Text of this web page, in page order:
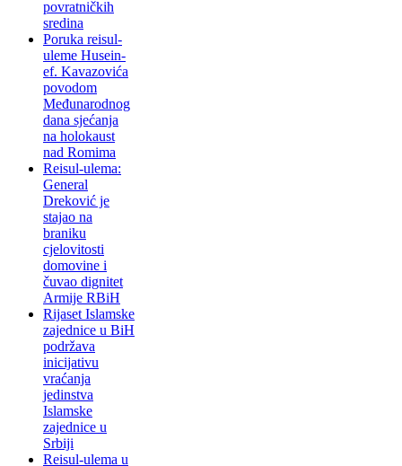
povratničkih
sredina
Poruka reisul-
uleme Husein-
ef. Kavazovića
povodom
Međunarodnog
dana sjećanja
na holokaust
nad Romima
Reisul-ulema:
General
Dreković je
stajao na
braniku
cjelovitosti
domovine i
čuvao dignitet
Armije RBiH
Rijaset Islamske
zajednice u BiH
podržava
inicijativu
vraćanja
jedinstva
Islamske
zajednice u
Srbiji
Reisul-ulema u